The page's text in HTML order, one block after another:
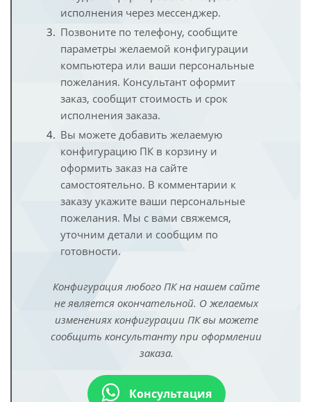
исполнения через мессенджер.
Позвоните по телефону, сообщите
параметры желаемой конфигурации
компьютера или ваши персональные
пожелания. Консультант оформит
заказ, сообщит стоимость и срок
исполнения заказа.
Вы можете добавить желаемую
конфигурацию ПК в корзину и
оформить заказ на сайте
самостоятельно. В комментарии к
заказу укажите ваши персональные
пожелания. Мы с вами свяжемся,
уточним детали и сообщим по
готовности.
Конфигурация любого ПК на нашем сайте
не является окончательной. О желаемых
изменениях конфигурации ПК вы можете
сообщить консультанту при оформлении
заказа.
Консультация